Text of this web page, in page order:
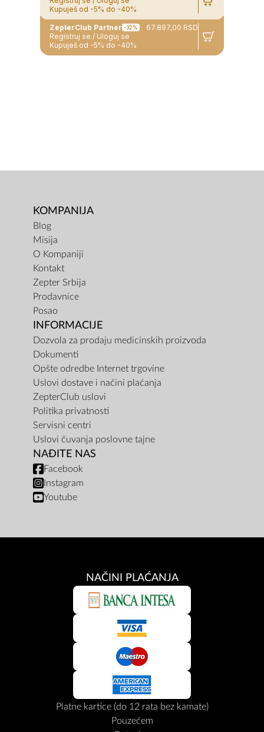
Kupuješ od -5% do -40%
ZepterClub Partner -32%
67.897,00 RSD
Registruj se / Uloguj se
Kupuješ od -5% do -40%
KOMPANIJA
Blog
Misija
O Kompaniji
Kontakt
Zepter Srbija
Prodavnice
Posao
INFORMACIJE
Dozvola za prodaju medicinskih proizvoda
Dokumenti
Opšte odredbe Internet trgovine
Uslovi dostave i načini plaćanja
ZepterClub uslovi
Politika privatnosti
Servisni centri
Uslovi čuvanja poslovne tajne
NAĐITE NAS
Facebook
Instagram
Youtube
NAČINI PLAĆANJA
Platne kartice (do 12 rata bez kamate)
Pouzećem